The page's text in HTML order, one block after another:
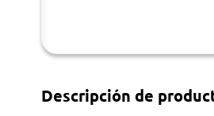
Descripción de